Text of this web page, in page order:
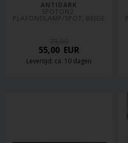
ANTIDARK
SPOTON2
PLAFONDLAMP/SPOT, BEIGE
55,00 EUR
Levertijd: ca. 10 dagen